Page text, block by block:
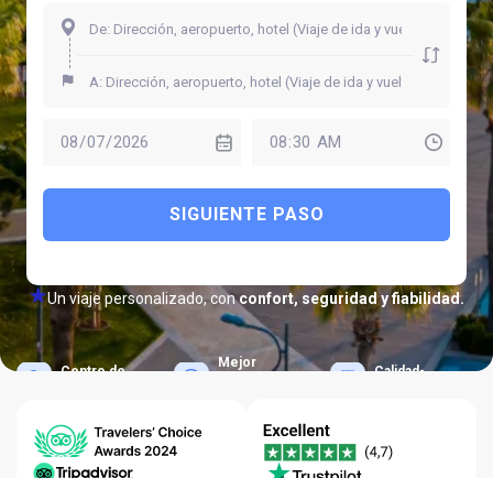
SIGUIENTE PASO
Un viaje personalizado, conconfort, seguridad y fiabilidad.
Centro de
Mejor
Calidad-